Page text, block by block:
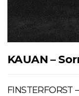
KAUAN –
FINSTERFORST –